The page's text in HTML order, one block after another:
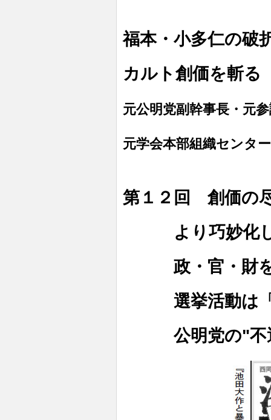
福本・小多仁の破
カルト創価を斬る
元公明党副幹事長・元
元学会本部組織センタ
第１２回
創価の
より巧妙化し
政・官・財を
選挙活動は「
公明党の"不透